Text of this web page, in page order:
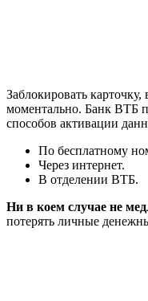
Заблокировать
моментально. Банк ВТБ
способов активации
По бесплатному
Через интернет.
В отделении ВТБ.
Ни в коем случае не
потерять личные